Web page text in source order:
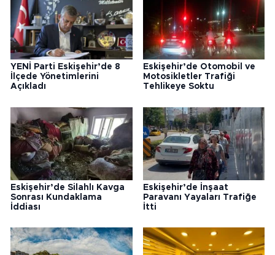
YENİ Parti Eskişehir’de 8
İlçede Yönetimlerini
Açıkladı
Eskişehir’de Otomobil ve
Motosikletler Trafiği
Tehlikeye Soktu
Eskişehir’de Silahlı Kavga
Sonrası Kundaklama
İddiası
Eskişehir’de İnşaat
Paravanı Yayaları Trafiğe
İtti